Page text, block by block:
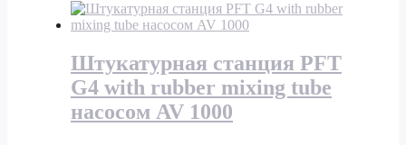
Штукатурная станция PFT
G4 with rubber mixing tube
насосом AV 1000